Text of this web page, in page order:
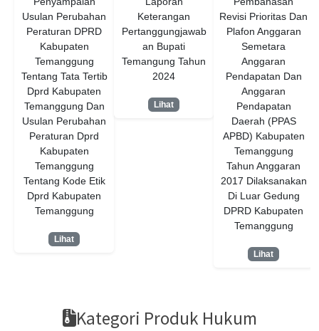
Usulan Perubahan
Peraturan DPRD
Kabupaten
Temanggung
Tentang Tata Tertib
Dprd Kabupaten
Temanggung Dan
Usulan Perubahan
Peraturan Dprd
Kabupaten
Temanggung
Tentang Kode Etik
Dprd Kabupaten
Temanggung
Lihat
Keterangan
Pertanggungjawab
an Bupati
Temangung Tahun
2024
Lihat
Revisi Prioritas Dan
Plafon Anggaran
Semetara
Anggaran
Pendapatan Dan
Anggaran
Pendapatan
Daerah (PPAS
APBD) Kabupaten
Temanggung
Tahun Anggaran
2017 Dilaksanakan
Di Luar Gedung
DPRD Kabupaten
Temanggung
Lihat
Kategori Produk Hukum